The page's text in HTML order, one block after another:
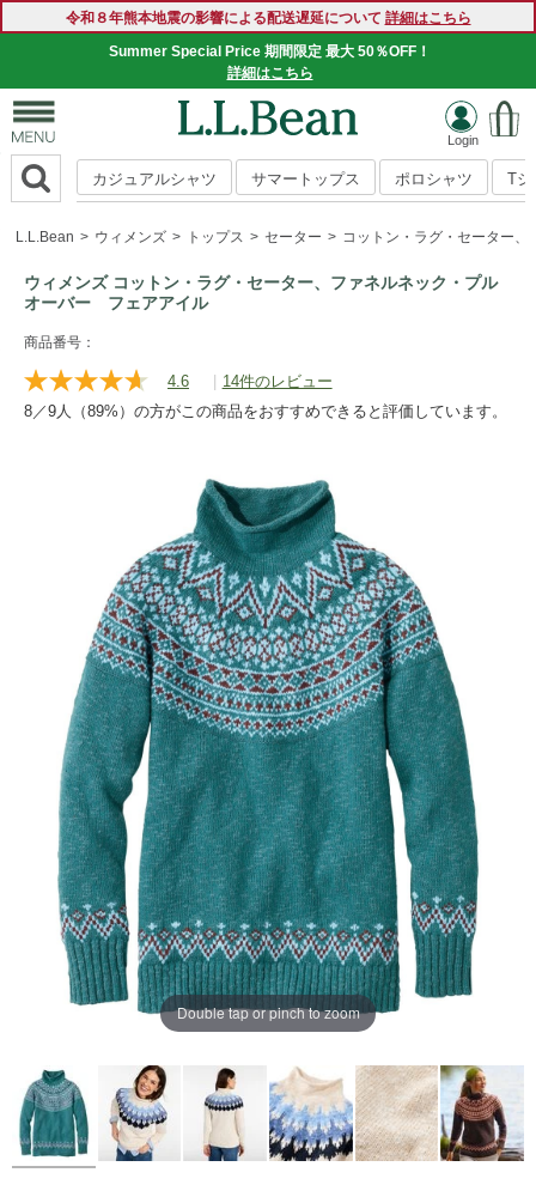
令和８年熊本地震の影響による配送遅延について 詳細はこちら
Summer Special Price 期間限定 最大 50％OFF！
詳細はこちら
カジュアルシャツ サマートップス ポロシャツ Tシ
L.L.Bean ウィメンズ トップス セーター コットン・ラグ・セーター
ウィメンズ コットン・ラグ・セーター、ファネルネック・プル
オーバー フェアアイル
https://www.llbean.co.jp/womens/tops/sweater/g/
商品番号：
4.6
レ
ビ
読
む.
同
じ
ペ
ー
ジ
の
リ
ン
ク。
| 14件のレビュー
8／9人（89%）の方がこの商品をおすすめできると評価しています。
Double tap or pinch to zoom